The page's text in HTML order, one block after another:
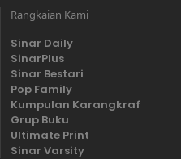
Rangkaian Kami
Sinar Daily
SinarPlus
Sinar Bestari
Pop Family
Kumpulan Karangkraf
Grup Buku
Ultimate Print
Sinar Varsity